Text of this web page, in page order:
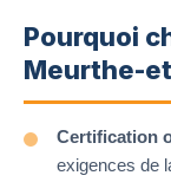
Pourquoi
Meurthe-
Certification
exigences de